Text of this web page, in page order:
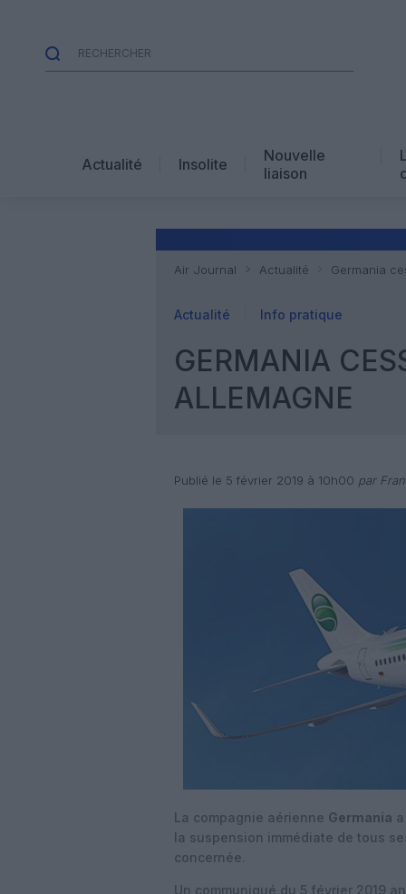
Actualité Insolite
Nouvelle
liaison
Air Journal Actualité Germania
Actualité Info pratique
GERMANIA
ALLEMAGNE
Publié le 5 février 2019 à 10h00 par
La compagnie aérienne Germania
la suspension immédiate de tous
concernée.
Un communiqué du 5 février 2019